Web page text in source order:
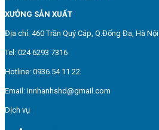
XƯỞNG SẢN XUẤT
Địa chỉ: 460 Trần Quý Cáp, Q.Đống Đa, Hà Nội.
Tel: 024 6293 7316
Hotline: 0936 54 11 22
Email: innhanhshd@gmail.com
Dịch vụ